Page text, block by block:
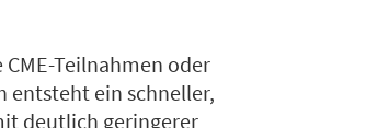
Teilnahmen oder
entsteht ein schneller,
deutlich geringerer